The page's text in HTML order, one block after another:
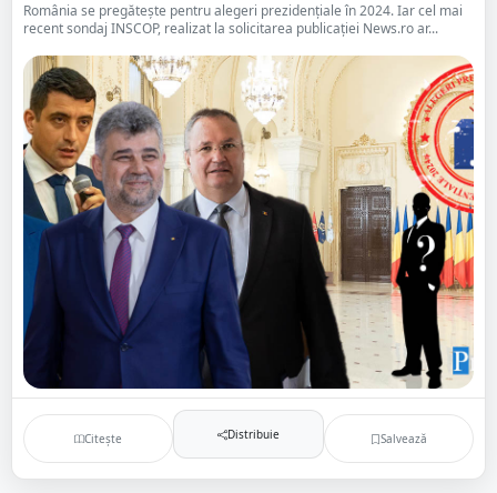
România se pregătește pentru alegeri prezidenţiale în 2024. Iar cel mai
recent sondaj INSCOP, realizat la solicitarea publicației News.ro ar...
Citește Distribuie Salvează